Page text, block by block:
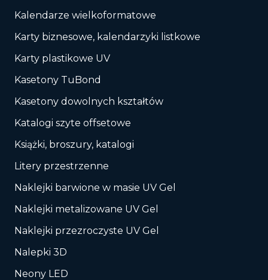
Kalendarze wielkoformatowe
Karty biznesowe, kalendarzyki listkowe
Karty plastikowe UV
Kasetony TuBond
Kasetony dowolnych kształtów
Katalogi szyte offsetowe
Książki, broszury, katalogi
Litery przestrzenne
Naklejki barwione w masie UV Gel
Naklejki metalizowane UV Gel
Naklejki przezroczyste UV Gel
Nalepki 3D
Neony LED